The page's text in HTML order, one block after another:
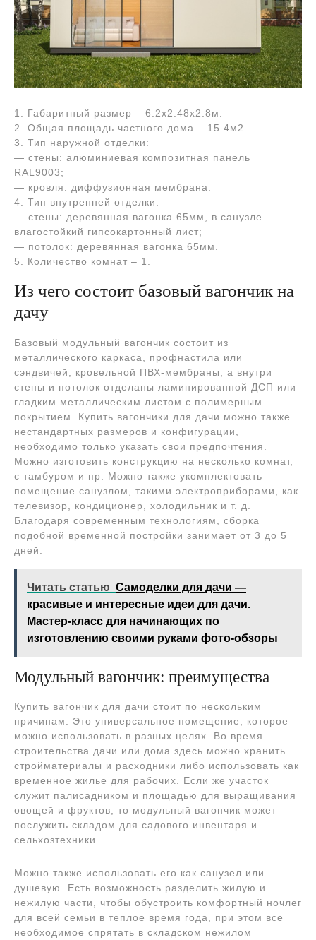
1. Габаритный размер – 6.2х2.48х2.8м.
2. Общая площадь частного дома – 15.4м2.
3. Тип наружной отделки:
— стены: алюминиевая композитная панель
RAL9003;
— кровля: диффузионная мембрана.
4. Тип внутренней отделки:
— стены: деревянная вагонка 65мм, в санузле
влагостойкий гипсокартонный лист;
— потолок: деревянная вагонка 65мм.
5. Количество комнат – 1.
Из чего состоит базовый вагончик на
дачу
Базовый модульный вагончик состоит из
металлического каркаса, профнастила или
сэндвичей, кровельной ПВХ-мембраны, а внутри
стены и потолок отделаны ламинированной ДСП или
гладким металлическим листом с полимерным
покрытием. Купить вагончики для дачи можно также
нестандартных размеров и конфигурации,
необходимо только указать свои предпочтения.
Можно изготовить конструкцию на несколько комнат,
с тамбуром и пр. Можно также укомплектовать
помещение санузлом, такими электроприборами, как
телевизор, кондиционер, холодильник и т. д.
Благодаря современным технологиям, сборка
подобной временной постройки занимает от 3 до 5
дней.
Читать статью Самоделки для дачи —
красивые и интересные идеи для дачи.
Мастер-класс для начинающих по
изготовлению своими руками фото-обзоры
Модульный вагончик: преимущества
Купить вагончик для дачи стоит по нескольким
причинам. Это универсальное помещение, которое
можно использовать в разных целях. Во время
строительства дачи или дома здесь можно хранить
стройматериалы и расходники либо использовать как
временное жилье для рабочих. Если же участок
служит палисадником и площадью для выращивания
овощей и фруктов, то модульный вагончик может
послужить складом для садового инвентаря и
сельхозтехники.
Можно также использовать его как санузел или
душевую. Есть возможность разделить жилую и
нежилую части, чтобы обустроить комфортный ночлег
для всей семьи в теплое время года, при этом все
необходимое спрятать в складском нежилом